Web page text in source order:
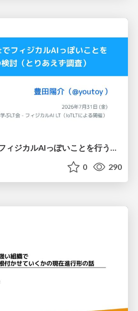
toio・myCobotでフィジカルAIっぽいことを行うための検討（とりあえず調査） / フィジカルAI LT（IoTLTによる開催）
0 290